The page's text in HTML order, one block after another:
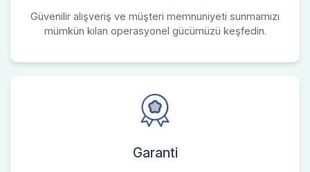
Güvenilir alışveriş ve müşteri memnuniyeti sunmamızı
mümkün kılan operasyonel gücümüzü keşfedin.
Garanti